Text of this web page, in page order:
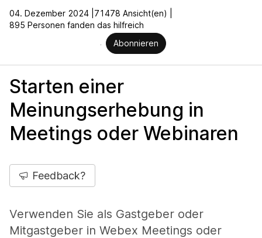
04. Dezember 2024 | 71478 Ansicht(en) |
895 Personen fanden das hilfreich
Abonnieren
Starten einer
Meinungserhebung in
Meetings oder Webinaren
Feedback?
Verwenden Sie als Gastgeber oder
Mitgastgeber in Webex Meetings oder